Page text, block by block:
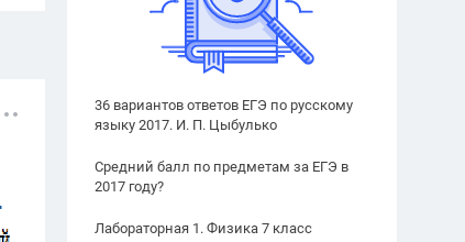
36 вариантов ответов ЕГЭ по русскому
языку 2017. И. П. Цыбулько
Средний балл по предметам за ЕГЭ в
2017 году?
Лабораторная 1. Физика 7 класс